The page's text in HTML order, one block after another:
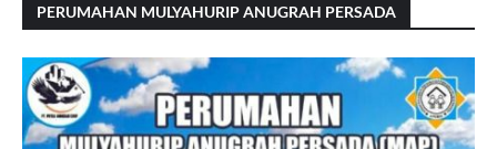
PERUMAHAN MULYAHURIP ANUGRAH PERSADA